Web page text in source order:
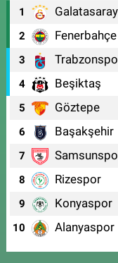
1 Galatasaray
2 Fenerbahçe
3
4 Beşiktaş
5 Göztepe
6 Başakşehir
7
8 Rizespor
9 Konyaspor
10 Alanyaspor